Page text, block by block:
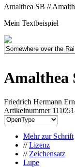
Amalthea SB //
Mein Textbeispiel
Amalthea
Friedrich Hermann
Artikelnummer
Mehr zur Schrift
//Lizenz
// Zeichensatz
Lupe